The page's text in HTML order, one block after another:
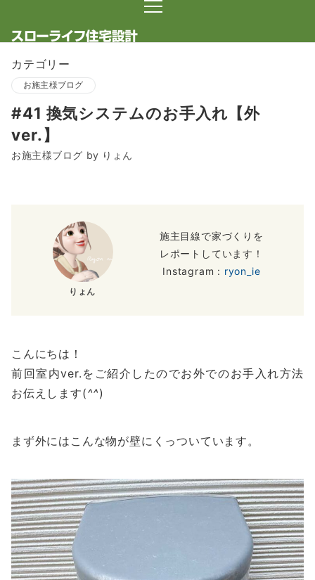
カテゴリー
お施主様ブログ
#41 換気システムのお手入れ【外
ver.】
お施主様ブログ by りょん
りょん
施主目線で家づくりを
レポートしています！
Instagram : ryon_ie
こんにちは！
前回室内ver.をご紹介したのでお外でのお手入れ方法
お伝えします(^^)
まず外にはこんな物が壁にくっついています。